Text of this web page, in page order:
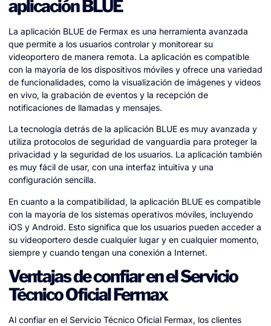
aplicación BLUE
La aplicación BLUE de Fermax es una herramienta avanzada
que permite a los usuarios controlar y monitorear su
videoportero de manera remota. La aplicación es compatible
con la mayoría de los dispositivos móviles y ofrece una variedad
de funcionalidades, como la visualización de imágenes y videos
en vivo, la grabación de eventos y la recepción de
notificaciones de llamadas y mensajes.
La tecnología detrás de la aplicación BLUE es muy avanzada y
utiliza protocolos de seguridad de vanguardia para proteger la
privacidad y la seguridad de los usuarios. La aplicación también
es muy fácil de usar, con una interfaz intuitiva y una
configuración sencilla.
En cuanto a la compatibilidad, la aplicación BLUE es compatible
con la mayoría de los sistemas operativos móviles, incluyendo
iOS y Android. Esto significa que los usuarios pueden acceder a
su videoportero desde cualquier lugar y en cualquier momento,
siempre y cuando tengan una conexión a Internet.
Ventajas de confiar en el Servicio
Técnico Oficial Fermax
Al confiar en el Servicio Técnico Oficial Fermax, los clientes